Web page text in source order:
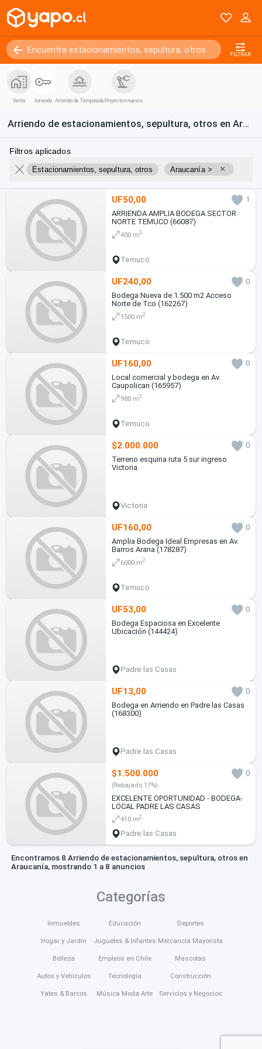
FILTRAR
Venta Arriendo Arriendo de Temporada Proyectos nuevos
Arriendo de estacionamientos, sepultura, otros en Araucanía
Filtros aplicados
Estacionamientos, sepultura, otros Araucanía > ×
UF50,00
1
ARRIENDA AMPLIA BODEGA SECTOR
NORTE TEMUCO (66087)
400 m2
Temuco
UF240,00
0
Bodega Nueva de 1.500 m2 Acceso
Norte de Tco (162267)
1500 m2
Temuco
UF160,00
0
Local comercial y bodega en Av.
Caupolican (165957)
980 m2
Temuco
$2.000.000
0
Terreno esquina ruta 5 sur ingreso
Victoria
Victoria
UF160,00
0
Amplia Bodega Ideal Empresas en Av.
Barros Arana (178287)
6000 m2
Temuco
UF53,00
0
Bodega Espaciosa en Excelente
Ubicación (144424)
Padre las Casas
UF13,00
0
Bodega en Arriendo en Padre las Casas
(168300)
Padre las Casas
$1.500.000 0
(Rebajado 17%)
EXCELENTE OPORTUNIDAD - BODEGA-
LOCAL PADRE LAS CASAS
410 m2
Padre las Casas
Encontramos 8 Arriendo de estacionamientos, sepultura, otros en
Araucanía, mostrando 1 a 8 anuncios
Categorías
Inmuebles
Hogar y Jardín
Belleza
Autos y Vehículos
Yates & Barcos
Educación
Juguetes & Infantes
Empleos en Chile
Tecnología
Música Moda Arte
Deportes
Mercancía Mayorista
Mascotas
Construcción
Servicios y Negocios